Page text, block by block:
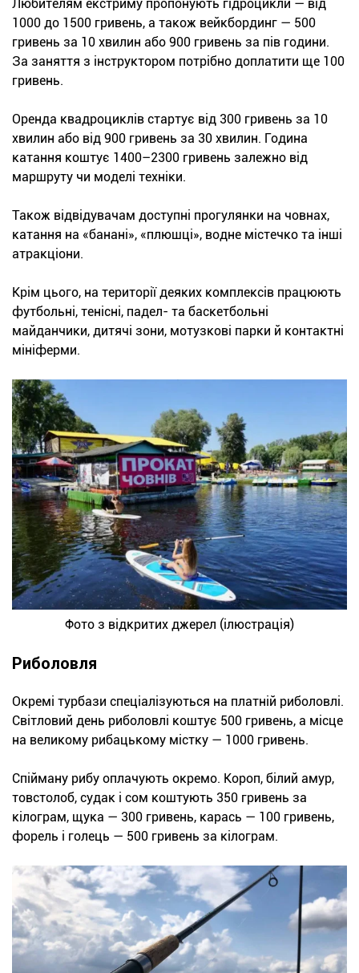
Любителям екстриму пропонують гідроцикли — від
1000 до 1500 гривень, а також вейкбординг — 500
гривень за 10 хвилин або 900 гривень за пів години.
За заняття з інструктором потрібно доплатити ще 100
гривень.
Оренда квадроциклів стартує від 300 гривень за 10
хвилин або від 900 гривень за 30 хвилин. Година
катання коштує 1400–2300 гривень залежно від
маршруту чи моделі техніки.
Також відвідувачам доступні прогулянки на човнах,
катання на «банані», «плюшці», водне містечко та інші
атракціони.
Крім цього, на території деяких комплексів працюють
футбольні, тенісні, падел- та баскетбольні
майданчики, дитячі зони, мотузкові парки й контактні
мініферми.
Фото з відкритих джерел (ілюстрація)
Риболовля
Окремі турбази спеціалізуються на платній риболовлі.
Світловий день риболовлі коштує 500 гривень, а місце
на великому рибацькому містку — 1000 гривень.
Спійману рибу оплачують окремо. Короп, білий амур,
товстолоб, судак і сом коштують 350 гривень за
кілограм, щука — 300 гривень, карась — 100 гривень,
форель і голець — 500 гривень за кілограм.